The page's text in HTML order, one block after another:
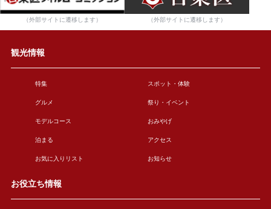
（外部サイトに遷移します） （外部サイトに遷移します）
観光情報
特集 スポット・体験
グルメ 祭り・イベント
モデルコース おみやげ
泊まる アクセス
お気に入りリスト お知らせ
お役立ち情報